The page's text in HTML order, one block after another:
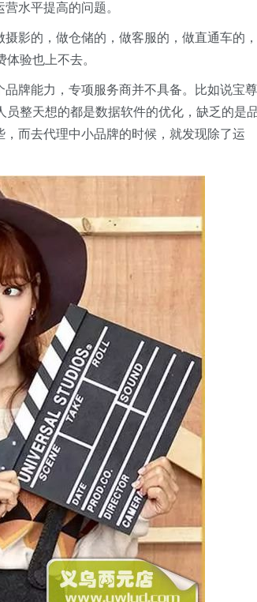
水平提高的问题。
影的，做仓储的，做客服的，做直通车的，
验也上不去。
牌能力，专项服务商并不具备。比如说宝尊
整天想的都是数据软件的优化，缺乏的是
而去代理中小品牌的时候，就发现除了运